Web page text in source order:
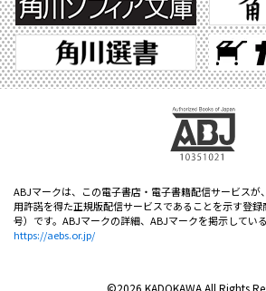
ABJマークは、この電子書店・電子書籍配信サービスが
用許諾を得た正規版配信サービスであることを示す登録
号）です。ABJマークの詳細、ABJマークを掲示してい
https://aebs.or.jp/